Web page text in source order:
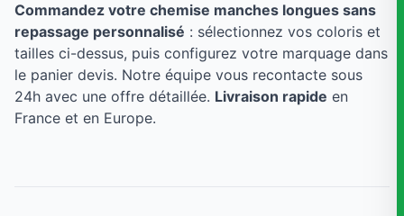
Commandez votre chemise manches longues sans
repassage personnalisé : sélectionnez vos coloris et
tailles ci-dessus, puis configurez votre marquage dans
le panier devis. Notre équipe vous recontacte sous
24h avec une offre détaillée. Livraison rapide en
France et en Europe.